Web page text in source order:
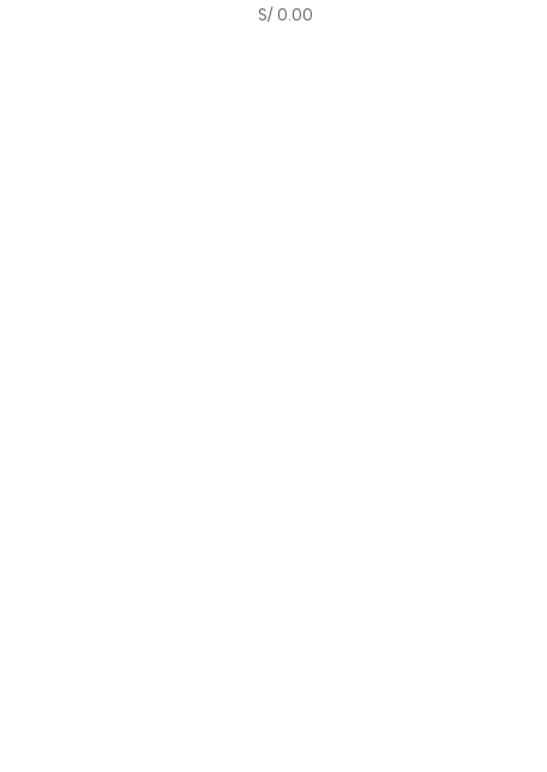
S/ 0.00